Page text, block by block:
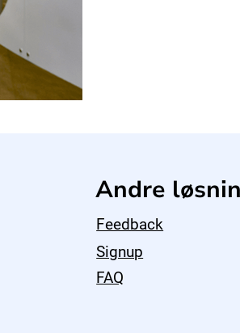
FAQ
Signup
Feedback
Andre